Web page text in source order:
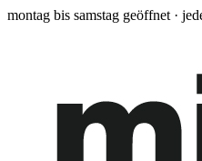
montag bis samstag geöffnet ·